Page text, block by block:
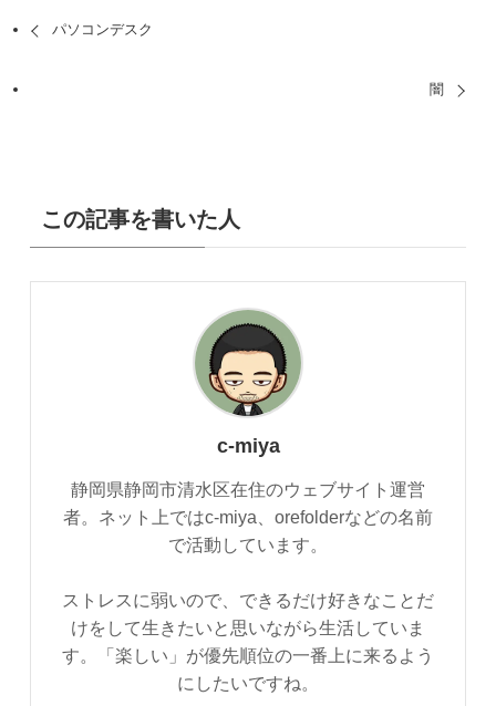
パソコンデスク
闇
この記事を書いた人
c-miya
静岡県静岡市清水区在住のウェブサイト運営
者。ネット上ではc-miya、orefolderなどの名前
で活動しています。
ストレスに弱いので、できるだけ好きなことだ
けをして生きたいと思いながら生活していま
す。「楽しい」が優先順位の一番上に来るよう
にしたいですね。